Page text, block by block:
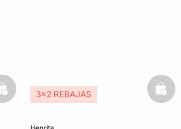
basketfull3x2 REBAJAS